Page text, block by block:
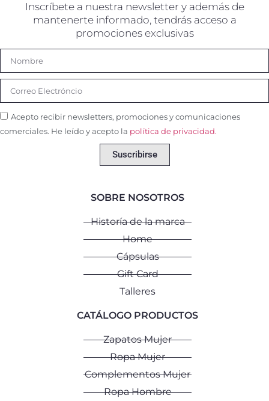
Inscríbete a nuestra newsletter y además de
mantenerte informado, tendrás acceso a
promociones exclusivas
Acepto recibir newsletters, promociones y comunicaciones
comerciales. He leído y acepto la política de privacidad.
Suscribirse
SOBRE NOSOTROS
Historía de la marca
Home
Cápsulas
Gift Card
Talleres
CATÁLOGO PRODUCTOS
Zapatos Mujer
Ropa Mujer
Complementos Mujer
Ropa Hombre